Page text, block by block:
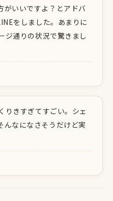
がいいですよ？とアドバ
をしました。あまりに
ジ通りの状況で驚きまし
りきすぎてすごい。シェ
んなになさそうだけど実